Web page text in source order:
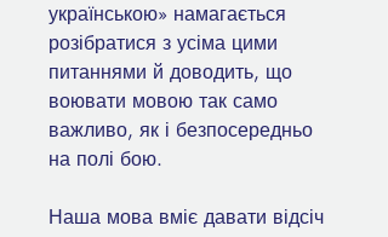
україн­ською» намагається
розібратися з усіма цими
питаннями й доводить, що
воювати мовою так само
важливо, як і безпосередньо
на полі бою.
Наша мова вміє давати відсіч